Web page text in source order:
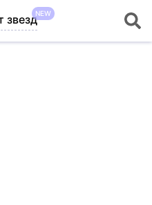
звездNEW